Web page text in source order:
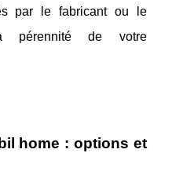
par le fabricant ou le
pérennité de votre
home : options et